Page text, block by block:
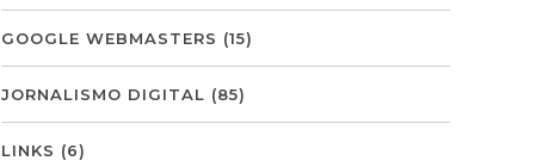
GOOGLE WEBMASTERS (15)
JORNALISMO DIGITAL (85)
LINKS (6)